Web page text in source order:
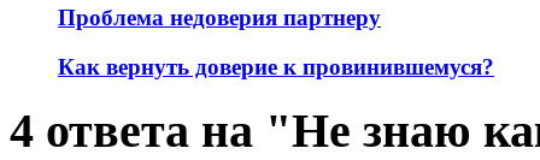
Проблема недоверия партнеру
Как вернуть доверие к провинившемуся?
4 ответа на "Не знаю